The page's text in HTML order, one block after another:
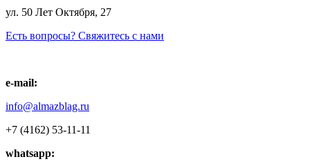
ул. 50 Лет Октября, 27
Есть вопросы? Свяжитесь с нами
e-mail:
info@almazblag.ru
+7 (4162) 53-11-11
whatsapp: